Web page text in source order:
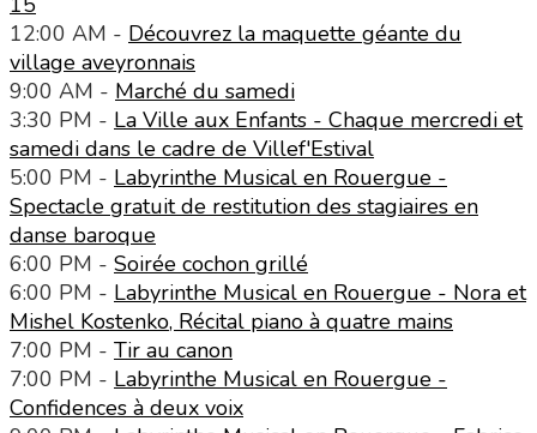
12:00 AM - Découvrez la maquette géante du
village aveyronnais
9:00 AM - Marché du samedi
3:30 PM - La Ville aux Enfants - Chaque mercredi et
samedi dans le cadre de Villef'Estival
5:00 PM - Labyrinthe Musical en Rouergue -
Spectacle gratuit de restitution des stagiaires en
danse baroque
6:00 PM - Soirée cochon grillé
6:00 PM - Labyrinthe Musical en Rouergue - Nora et
Mishel Kostenko, Récital piano à quatre mains
7:00 PM - Tir au canon
7:00 PM - Labyrinthe Musical en Rouergue -
Confidences à deux voix